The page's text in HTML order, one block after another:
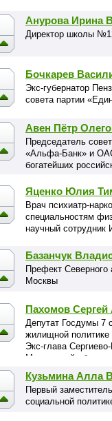
Анурова Ирина
Директор школы
Бочкарев
Экс-губернатор
совета партии
Авен Пётр
Председатель
«Альфа-Банк» и
богатейших
Яценко Юлия
Врач психиатр-
специальностям
научный сотрудник
Базанчук
Префект Северного
Москвы
Пахомов
Депутат Госдумы 7
жилищной
Экс-глава
Московской
Кузьмина Алла
Первый
социальной